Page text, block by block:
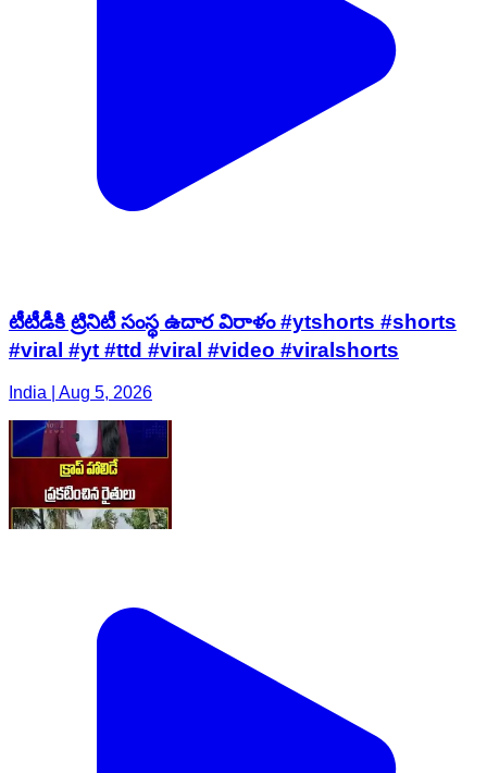
టీటీడీకి ట్రినిటీ సంస్థ ఉదార విరాళం #ytshorts #shorts
#viral #yt #ttd #viral #video #viralshorts
India | Aug 5, 2026